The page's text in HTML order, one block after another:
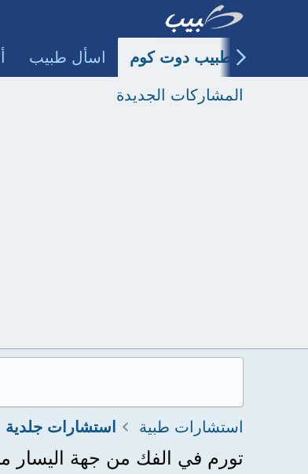
طبيب دوت كوم اسأل طبيب
المشاركات الجديدة
استشارات طبية استشارات جلدية